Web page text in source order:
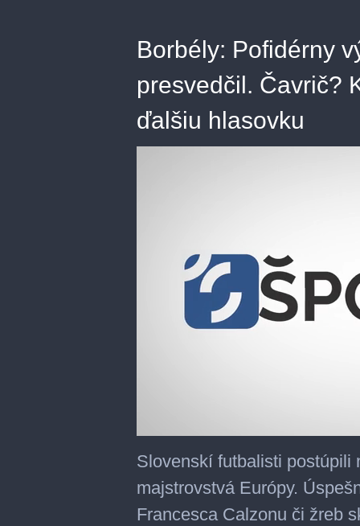
Borbély: Pofidérny
presvedčil. Čavrič?
ďalšiu hlasovku
seconds
of
minutes,
16
seconds
Slovenskí futbalisti postúpili
majstrovstvá Európy.
Francesca Calzonu či žreb